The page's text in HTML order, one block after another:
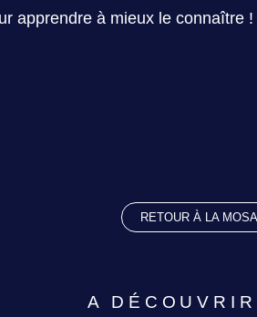
apprendre à mieux le connaître !
RETOUR À LA
A